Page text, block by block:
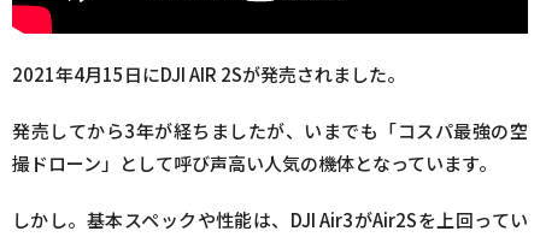
2021年4月15日にDJI AIR 2Sが発売されました。
発売してから3年が経ちましたが、いまでも「コスパ最強の空
撮ドローン」として呼び声高い人気の機体となっています。
しかし。基本スペックや性能は、DJI Air3がAir2Sを上回ってい